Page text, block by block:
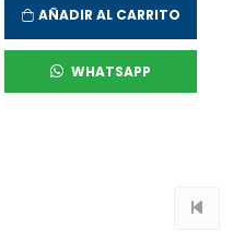
AÑADIR AL CARRITO
WHATSAPP